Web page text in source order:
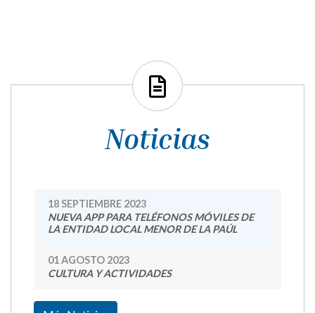
Noticias
18 SEPTIEMBRE 2023
NUEVA APP PARA TELÉFONOS MÓVILES DE
LA ENTIDAD LOCAL MENOR DE LA PAÚL
01 AGOSTO 2023
CULTURA Y ACTIVIDADES